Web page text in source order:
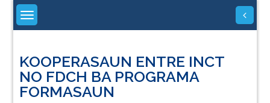
Skip
content
KOOPERASAUN ENTRE INCT
NO FDCH BA PROGRAMA
FORMASAUN